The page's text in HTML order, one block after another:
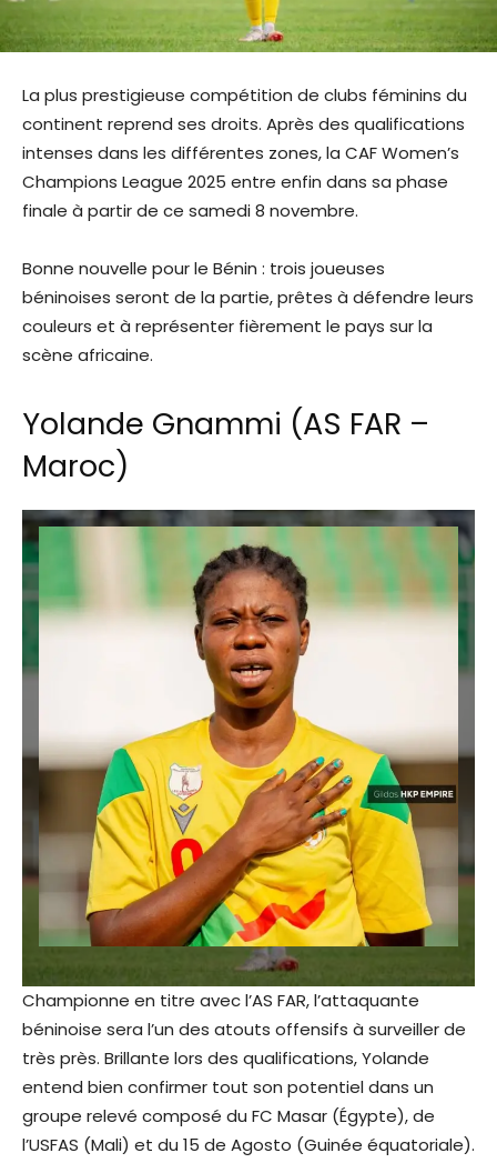
La plus prestigieuse compétition de clubs féminins du
continent reprend ses droits. Après des qualifications
intenses dans les différentes zones, la CAF Women’s
Champions League 2025 entre enfin dans sa phase
finale à partir de ce samedi 8 novembre.
Bonne nouvelle pour le Bénin : trois joueuses
béninoises seront de la partie, prêtes à défendre leurs
couleurs et à représenter fièrement le pays sur la
scène africaine.
Yolande Gnammi (AS FAR –
Maroc)
Championne en titre avec l’AS FAR, l’attaquante
béninoise sera l’un des atouts offensifs à surveiller de
très près. Brillante lors des qualifications, Yolande
entend bien confirmer tout son potentiel dans un
groupe relevé composé du FC Masar (Égypte), de
l’USFAS (Mali) et du 15 de Agosto (Guinée équatoriale).